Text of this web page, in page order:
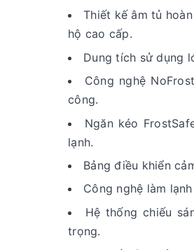
Thiết kế âm tủ
hộ cao cấp.
Dung tích sử dụng
Công nghệ
công.
Ngăn kéo
lạnh.
Bảng điều khiển
Công nghệ làm
Hệ thống chiếu
trọng.